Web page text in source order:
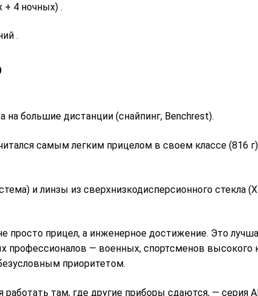
+ 4 ночных) .
.
на большие дистанции (снайпинг, Benchrest).
самым легким прицелом в своем классе (816 г)
и линзы из сверхнизкодисперсионного стекла
просто прицел, а инженерное достижение. Это
профессионалов — военных, спортсменов высокого
приоритетом.
работать там, где другие приборы сдаются, — серия